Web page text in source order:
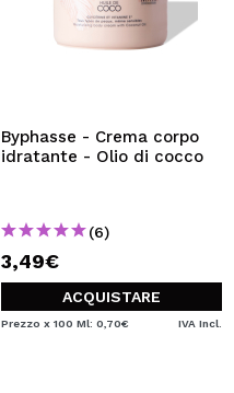
Byphasse - Crema corpo
idratante - Olio di cocco
(6)
3,49€
ACQUISTARE
Prezzo x 100 Ml: 0,70€ IVA Incl.